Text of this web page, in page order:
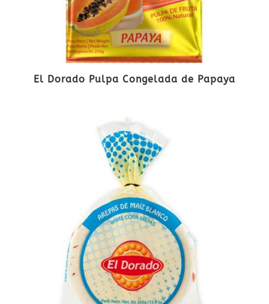
El Dorado Pulpa Congelada de Papaya